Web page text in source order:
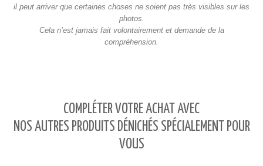
il peut arriver que certaines choses ne soient pas très visibles sur les
photos.
Cela n’est jamais fait volontairement et demande de la
compréhension.
COMPLÉTER VOTRE ACHAT AVEC
NOS AUTRES PRODUITS DÉNICHÉS SPÉCIALEMENT POUR
VOUS